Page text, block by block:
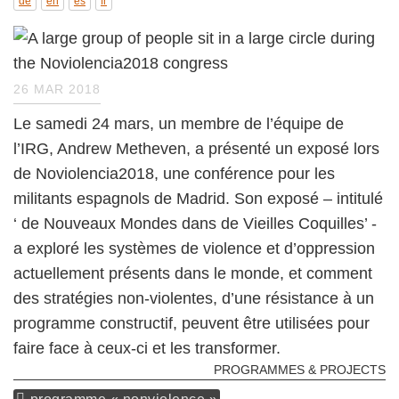
26 MAR 2018
Le samedi 24 mars, un membre de l’équipe de
l’IRG, Andrew Metheven, a présenté un exposé lors
de Noviolencia2018, une conférence pour les
militants espagnols de Madrid. Son exposé – intitulé
‘ de Nouveaux Mondes dans de Vieilles Coquilles’ -
a exploré les systèmes de violence et d’oppression
actuellement présents dans le monde, et comment
des stratégies non-violentes, d’une résistance à un
programme constructif, peuvent être utilisées pour
faire face à ceux-ci et les transformer.
PROGRAMMES & PROJECTS